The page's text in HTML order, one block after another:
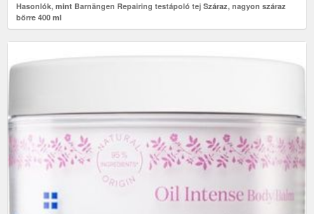
Hasonlók, mint Barnängen Repairing testápoló tej Száraz, nagyon száraz
bőrre 400 ml